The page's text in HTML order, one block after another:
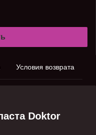
Условия возврата
Doktor